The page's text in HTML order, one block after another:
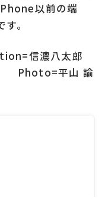
以前の端
。
信濃八太郎
Photo=平山 諭